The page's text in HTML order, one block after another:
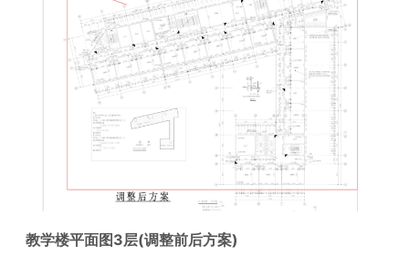
教学楼平面图3层(调整前后方案)